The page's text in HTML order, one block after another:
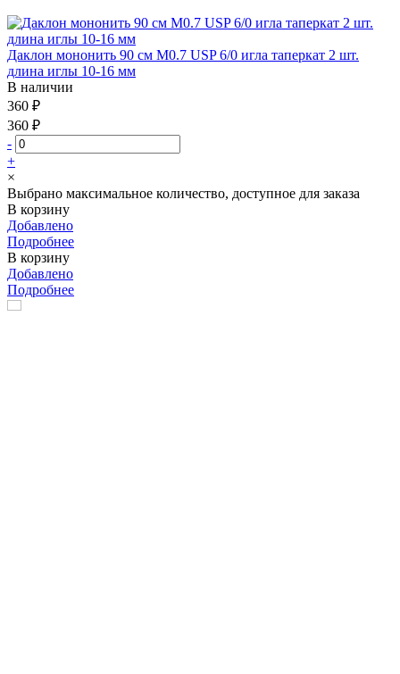
Даклон мононить 90 см М0.7 USP 6/0 игла таперкат 2 шт.
длина иглы 10-16 мм
В наличии
360 ₽
360 ₽
-
+
×
Выбрано максимальное количество, доступное для заказа
В корзину
Добавлено
Подробнее
В корзину
Добавлено
Подробнее